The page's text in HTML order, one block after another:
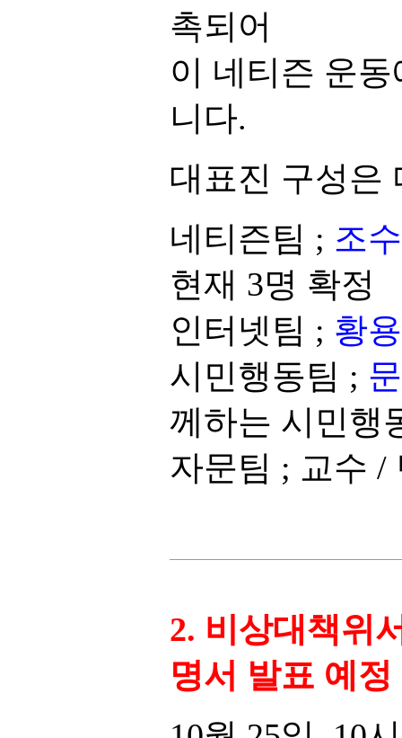
촉되어
이 네티즌 운
니다.
대표진 구성은
네티즌팀 ; 조
현재 3명 확정
인터넷팀 ; 황
시민행동팀 ;
께하는 시민행
자문팀 ; 교수 /
2. 비상대책위
명서 발표 예정